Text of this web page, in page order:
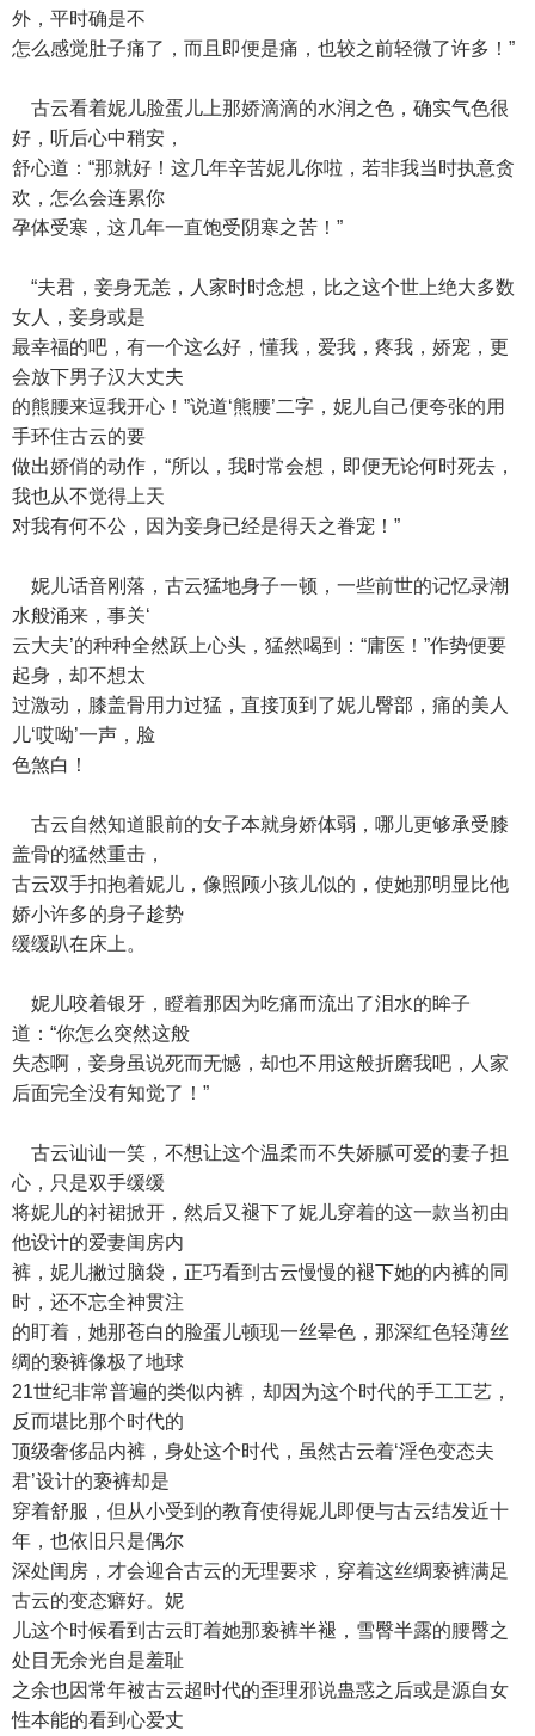
外，平时确是不
怎么感觉肚子痛了，而且即便是痛，也较之前轻微了许多！”
古云看着妮儿脸蛋儿上那娇滴滴的水润之色，确实气色很
好，听后心中稍安，
舒心道：“那就好！这几年辛苦妮儿你啦，若非我当时执意贪
欢，怎么会连累你
孕体受寒，这几年一直饱受阴寒之苦！”
“夫君，妾身无恙，人家时时念想，比之这个世上绝大多数
女人，妾身或是
最幸福的吧，有一个这么好，懂我，爱我，疼我，娇宠，更
会放下男子汉大丈夫
的熊腰来逗我开心！”说道‘熊腰’二字，妮儿自己便夸张的用
手环住古云的要
做出娇俏的动作，“所以，我时常会想，即便无论何时死去，
我也从不觉得上天
对我有何不公，因为妾身已经是得天之眷宠！”
妮儿话音刚落，古云猛地身子一顿，一些前世的记忆录潮
水般涌来，事关‘
云大夫’的种种全然跃上心头，猛然喝到：“庸医！”作势便要
起身，却不想太
过激动，膝盖骨用力过猛，直接顶到了妮儿臀部，痛的美人
儿‘哎呦’一声，脸
色煞白！
古云自然知道眼前的女子本就身娇体弱，哪儿更够承受膝
盖骨的猛然重击，
古云双手扣抱着妮儿，像照顾小孩儿似的，使她那明显比他
娇小许多的身子趁势
缓缓趴在床上。
妮儿咬着银牙，瞪着那因为吃痛而流出了泪水的眸子
道：“你怎么突然这般
失态啊，妾身虽说死而无憾，却也不用这般折磨我吧，人家
后面完全没有知觉了！”
古云讪讪一笑，不想让这个温柔而不失娇腻可爱的妻子担
心，只是双手缓缓
将妮儿的衬裙掀开，然后又褪下了妮儿穿着的这一款当初由
他设计的爱妻闺房内
裤，妮儿撇过脑袋，正巧看到古云慢慢的褪下她的内裤的同
时，还不忘全神贯注
的盯着，她那苍白的脸蛋儿顿现一丝晕色，那深红色轻薄丝
绸的亵裤像极了地球
21世纪非常普遍的类似内裤，却因为这个时代的手工工艺，
反而堪比那个时代的
顶级奢侈品内裤，身处这个时代，虽然古云着‘淫色变态夫
君’设计的亵裤却是
穿着舒服，但从小受到的教育使得妮儿即便与古云结发近十
年，也依旧只是偶尔
深处闺房，才会迎合古云的无理要求，穿着这丝绸亵裤满足
古云的变态癖好。妮
儿这个时候看到古云盯着她那亵裤半褪，雪臀半露的腰臀之
处目无余光自是羞耻
之余也因常年被古云超时代的歪理邪说蛊惑之后或是源自女
性本能的看到心爱丈